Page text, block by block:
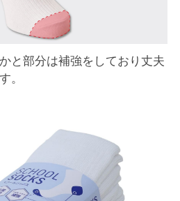
と部分は補強をしており丈夫
。